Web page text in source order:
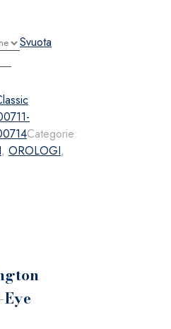
Svuota
Categorie:
, OROLOGI,